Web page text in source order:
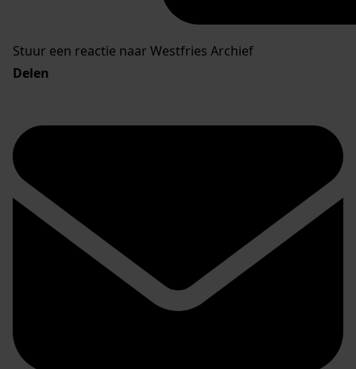
Stuur een reactie naar Westfries Archief
Delen